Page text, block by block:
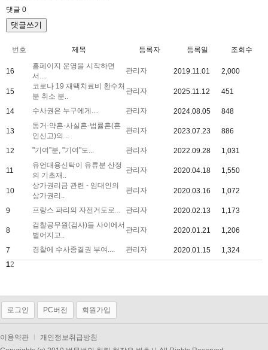
댓글 0
댓글쓰기
번호 제목 등록자 등록일 조회수
16
홈페이지 운영을 시작하면
서....
관리자 2019.11.01 2,000
15
코로나 19 재택치료비 환수처
분 취소 분..
관리자 2025.11.12 451
14 수사권은 누구에게.... 관리자 2024.08.05 848
13
동거-약혼-사실혼-법률혼(혼
인신고)의 ..
관리자 2023.07.23 886
12 "기여"분, "기여"도... 관리자 2022.09.28 1,031
11
유언대용신탁이 유류분 산정
의 기초재..
관리자 2020.04.18 1,550
10
상가권리금 관련 - 임대인의
상가권리..
관리자 2020.03.16 1,072
9 프랑스 파리의 자전거도로... 관리자 2020.02.13 1,173
8
검찰공무원(검사)들 사이에서
벌어지고..
관리자 2020.01.21 1,206
7 경찰에 수사종결권 부여.... 관리자 2020.01.15
1,324
12
로그인 PC버전 회원가입
이용약관 l
개인정보취급방침